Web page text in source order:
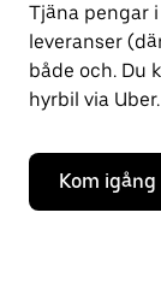
Tjäna pengar
leveranser
både och. Du
hyrbil via Uber.
Kom igång